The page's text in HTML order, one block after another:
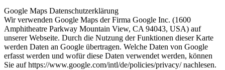
Google Maps Datenschutzerklärung
Wir verwenden Google Maps der Firma Google Inc. (1600
Amphitheatre Parkway Mountain View, CA 94043, USA) auf
unserer Webseite. Durch die Nutzung der Funktionen dieser Karte
werden Daten an Google übertragen. Welche Daten von Google
erfasst werden und wofür diese Daten verwendet werden, können
Sie auf https://www.google.com/intl/de/policies/privacy/ nachlesen.